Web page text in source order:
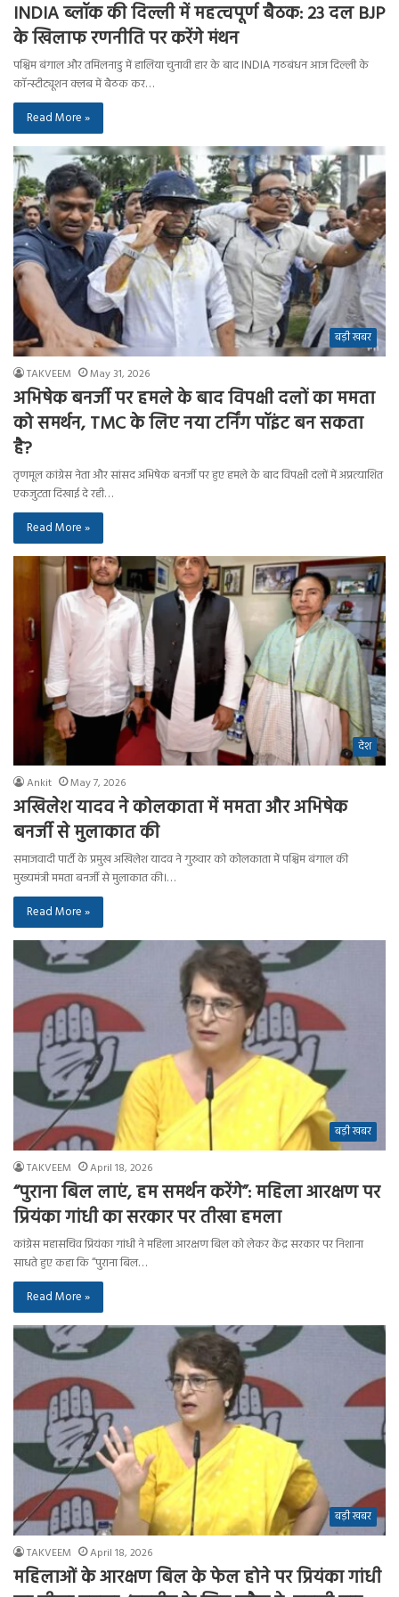
INDIA ब्लॉक की दिल्ली में महत्वपूर्ण बैठक: 23 दल BJP
के खिलाफ रणनीति पर करेंगे मंथन
पश्चिम बंगाल और तमिलनाडु में हालिया चुनावी हार के बाद INDIA गठबंधन आज दिल्ली के
कॉन्स्टीट्यूशन क्लब में बैठक कर…
Read More »
बड़ी खबर
TAKVEEM May 31, 2026
अभिषेक बनर्जी पर हमले के बाद विपक्षी दलों का ममता
को समर्थन, TMC के लिए नया टर्निंग पॉइंट बन सकता
है?
तृणमूल कांग्रेस नेता और सांसद अभिषेक बनर्जी पर हुए हमले के बाद विपक्षी दलों में अप्रत्याशित
एकजुटता दिखाई दे रही…
Read More »
देश
Ankit May 7, 2026
अखिलेश यादव ने कोलकाता में ममता और अभिषेक
बनर्जी से मुलाकात की
समाजवादी पार्टी के प्रमुख अखिलेश यादव ने गुरुवार को कोलकाता में पश्चिम बंगाल की
मुख्यमंत्री ममता बनर्जी से मुलाकात की।…
Read More »
बड़ी खबर
TAKVEEM April 18, 2026
“पुराना बिल लाएं, हम समर्थन करेंगे”: महिला आरक्षण पर
प्रियंका गांधी का सरकार पर तीखा हमला
कांग्रेस महासचिव प्रियंका गांधी ने महिला आरक्षण बिल को लेकर केंद्र सरकार पर निशाना
साधते हुए कहा कि “पुराना बिल…
Read More »
बड़ी खबर
TAKVEEM April 18, 2026
महिलाओं के आरक्षण बिल के फेल होने पर प्रियंका गांधी